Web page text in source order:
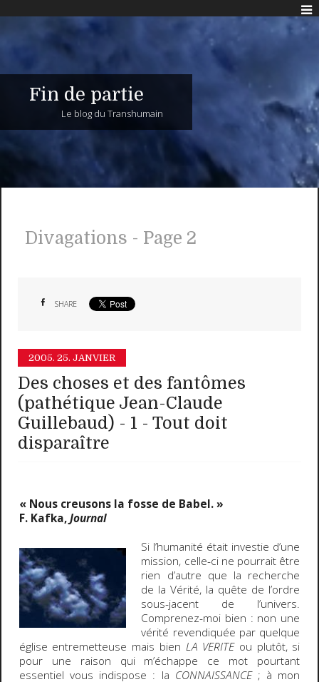
Fin de partie
Le blog du Transhumain
Divagations - Page 2
SHARE
2005. 25. JANVIER
Des choses et des fantômes
(pathétique Jean-Claude
Guillebaud) - 1 - Tout doit
disparaître
« Nous creusons la fosse de Babel. »
F. Kafka,Journal
Si l’humanité était investie d’une
mission, celle-ci ne pourrait être
rien d’autre que la recherche
de la Vérité, la quête de l’ordre
sous-jacent de l’univers.
Comprenez-moi bien : non une
vérité revendiquée par quelque
église entremetteuse mais bien LA VERITE ou plutôt, si
pour une raison qui m’échappe ce mot pourtant
essentiel vous indispose : la CONNAISSANCE; à mon